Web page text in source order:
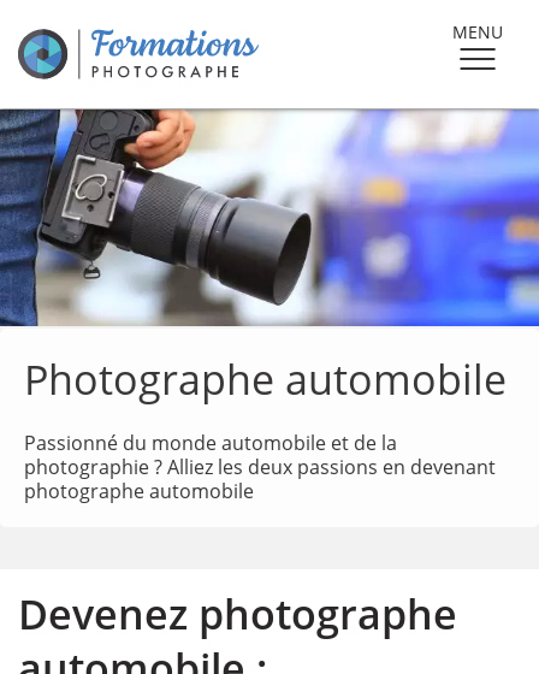
MENU
Photographe automobile
Passionné du monde automobile et de la
photographie ? Alliez les deux passions en devenant
photographe automobile
Devenez photographe